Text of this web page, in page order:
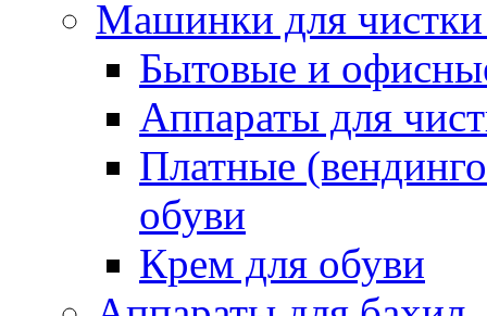
Машинки для
Бытовые и
Аппараты для
Платные
обуви
Крем для обуви